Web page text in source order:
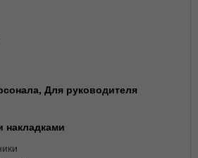
Для руководителя
накладками